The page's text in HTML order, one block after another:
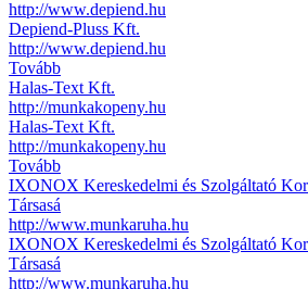
http://www.depiend.hu
Depiend-Pluss Kft.
http://www.depiend.hu
Tovább
Halas-Text Kft.
http://munkakopeny.hu
Halas-Text Kft.
http://munkakopeny.hu
Tovább
IXONOX Kereskedelmi és Szolgáltató
Társasá
http://www.munkaruha.hu
IXONOX Kereskedelmi és Szolgáltató
Társasá
http://www.munkaruha.hu